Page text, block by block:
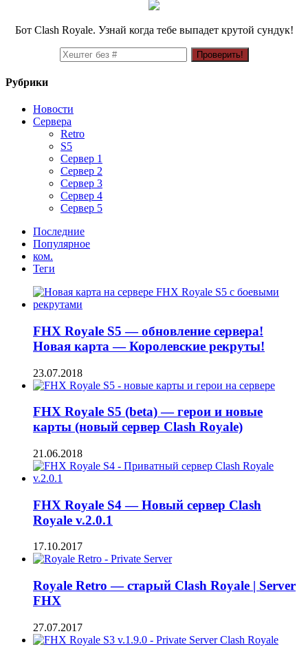
Бот Clash Royale. Узнай когда тебе выпадет крутой сундук!
Рубрики
Новости
Сервера
Retro
S5
Сервер 1
Сервер 2
Сервер 3
Сервер 4
Сервер 5
Последние
Популярное
ком.
Теги
FHX Royale S5 — обновление сервера!
Новая карта — Королевские рекруты!
23.07.2018
FHX Royale S5 (beta) — герои и новые
карты (новый сервер Clash Royale)
21.06.2018
FHX Royale S4 — Новый сервер Clash
Royale v.2.0.1
17.10.2017
Royale Retro — старый Clash Royale | Server
FHX
27.07.2017